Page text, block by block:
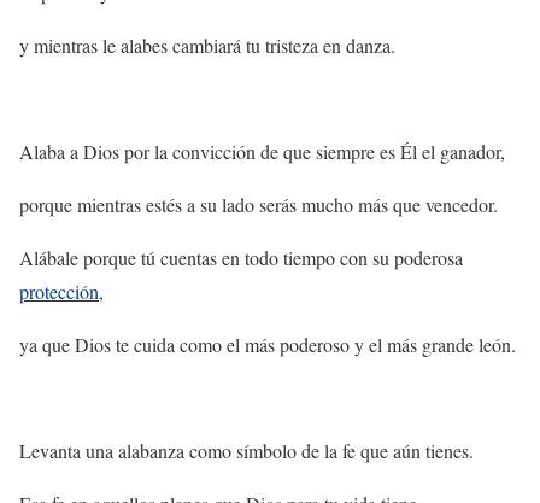
y mientras le alabes cambiará tu tristeza en danza.
Alaba a Dios por la convicción de que siempre es Él el ganador,
porque mientras estés a su lado serás mucho más que vencedor.
Alábale porque tú cuentas en todo tiempo con su poderosa
protección,
ya que Dios te cuida como el más poderoso y el más grande león.
Levanta una alabanza como símbolo de la fe que aún tienes.